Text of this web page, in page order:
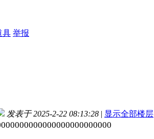
具 举报
发表于 2025-2-22 08:13:28 | 显示全部楼层